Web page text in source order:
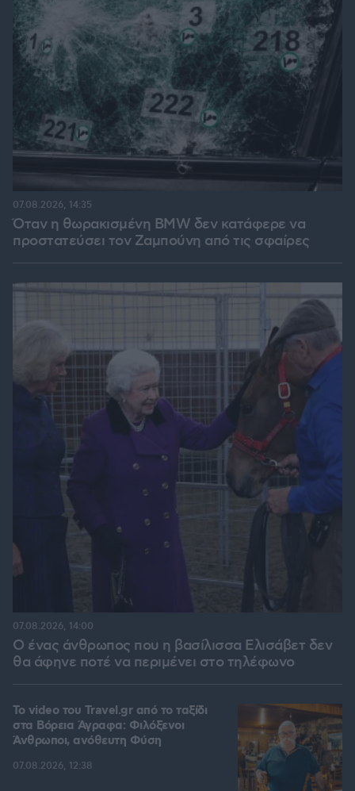
Όταν η θωρακισμένη BMW δεν κατάφερε να
προστατεύσει τον Ζαμπούνη από τις σφαίρες
07.08.2026, 14:35
Ο ένας άνθρωπος που η βασίλισσα Ελισάβετ δεν
θα άφηνε ποτέ να περιμένει στο τηλέφωνο
07.08.2026, 14:00
To video του Travel.gr από το ταξίδι
στα Βόρεια Άγραφα: Φιλόξενοι
Άνθρωποι, ανόθευτη Φύση
07.08.2026, 12:38